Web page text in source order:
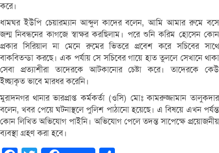
করে।
ধামঘর ইউপি চেয়ারম্যান আব্দুল কাদের বলেন, আমি আমার রুমে বসে
জন্ম নিবন্ধনের কাগজে স্বাক্ষর করছিলাম। পরে শুনি করিম হোসেন কোন
প্রকার সিরিয়াল না মেনে রুমের ভিতরে প্রবেশ করে সচিবের সাথে
বাকবিতন্ডা করছে। এক পর্যায় সে সচিবের গায়ে হাত তুললে সেখানে থাকা
সেবা প্রত্যাশীরা তাদেরকে আটকানোর চেষ্টা করে। তাদেরকে কেউ
ইচ্ছাকৃত ভাবে মারধর করেনি।
মুরাদনগর থানার ভারপ্রাপ্ত কর্মকর্তা (ওসি) মোঃ কামরুজ্জামান তালুকদার
বলেন, খবর পেয়ে ঘটনাস্থলে পুলিশ পাঠানো হয়েছে। এ বিষয়ে এখন পর্যন্ত
কোন লিখিত অভিযোগ পাইনি। অভিযোগ পেলে তদন্ত সাপেক্ষে প্রয়োজনীয়
ব্যবস্থা গ্রহণ করা হবে।